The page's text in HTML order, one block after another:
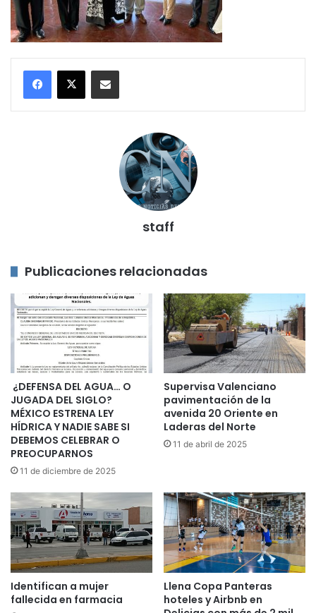
Compartir por correo electrónico
staff
Publicaciones relacionadas
¿DEFENSA DEL AGUA… O
JUGADA DEL SIGLO?
MÉXICO ESTRENA LEY
HÍDRICA Y NADIE SABE SI
DEBEMOS CELEBRAR O
PREOCUPARNOS
11 de diciembre de 2025
Supervisa Valenciano
pavimentación de la
avenida 20 Oriente en
Laderas del Norte
11 de abril de 2025
Identifican a mujer
fallecida en farmacia
Llena Copa Panteras
hoteles y Airbnb en